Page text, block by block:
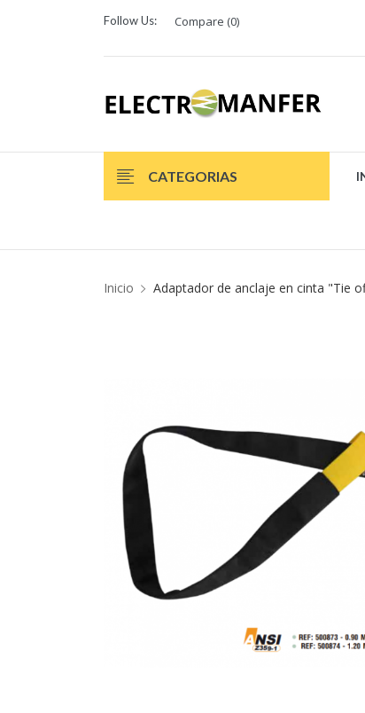
Follow Us: Compare (0)
CATEGORIAS
Inicio Adaptador de anclaje en cinta "Tie